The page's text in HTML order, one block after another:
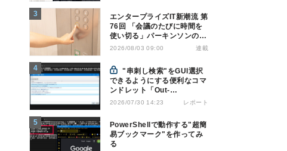
エンタープライズIT新潮流 第
76回 「会議のたびに時間を
使い切る」パーキンソンの法
則を打破する処方箋
2026/08/03 09:00 連載
"串刺し検索"をGUI選択
できるようにする便利なコマ
ンドレット「Out-
GridView」を使う
2026/07/30 14:23 レポート
PowerShellで動作する"超簡
易ブックマーク"を作ってみ
る